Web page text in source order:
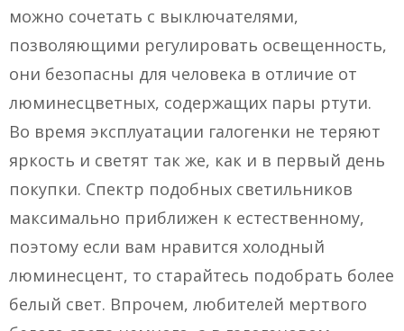
можно сочетать с выключателями,
позволяющими регулировать освещенность,
они безопасны для человека в отличие от
люминесцветных, содержащих пары ртути.
Во время эксплуатации галогенки не теряют
яркость и светят так же, как и в первый день
покупки. Спектр подобных светильников
максимально приближен к естественному,
поэтому если вам нравится холодный
люминесцент, то старайтесь подобрать более
белый свет. Впрочем, любителей мертвого